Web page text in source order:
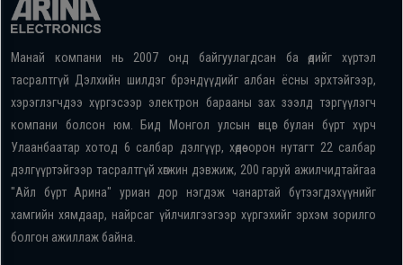
Манай компани нь 2007 онд байгуулагдсан ба өдийг хүртэл
тасралтгүй Дэлхийн шилдэг брэндүүдийг албан ёсны эрхтэйгээр,
хэрэглэгчдээ хүргэсээр электрон барааны зах зээлд тэргүүлэгч
компани болсон юм. Бид Монгол улсын өнцөг булан бүрт хүрч
Улаанбаатар хотод 6 салбар дэлгүүр, хөдөө орон нутагт 22 салбар
дэлгүүртэйгээр тасралтгүй хөгжин дэвжиж, 200 гаруй ажилчидтайгаа
"Айл бүрт Арина" уриан дор нэгдэж чанартай бүтээгдэхүүнийг
хамгийн хямдаар, найрсаг үйлчилгээгээр хүргэхийг эрхэм зорилго
болгон ажиллаж байна.